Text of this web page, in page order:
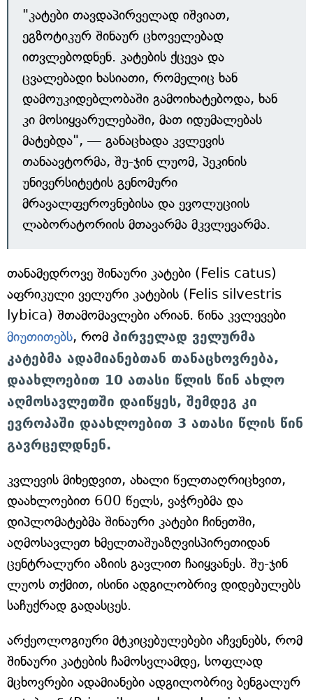
"კატები თავდაპირველად იშვიათ,
ეგზოტიკურ შინაურ ცხოველებად
ითვლებოდნენ. კატების ქცევა და
ცვალებადი ხასიათი, რომელიც ხან
დამოუკიდებლობაში გამოიხატებოდა, ხან
კი მოსიყვარულებაში, მათ იდუმალებას
მატებდა", — განაცხადა კვლევის
თანაავტორმა, შუ-ჯინ ლუომ, პეკინის
უნივერსიტეტის გენომური
მრავალფეროვნებისა და ევოლუციის
ლაბორატორიის მთავარმა მკვლევარმა.
თანამედროვე შინაური კატები (Felis catus)
აფრიკული ველური კატების (Felis silvestris
lybica) შთამომავლები არიან. წინა კვლევები
მიუთითებს, რომ პირველად ველურმა
კატებმა ადამიანებთან თანაცხოვრება,
დაახლოებით 10 ათასი წლის წინ ახლო
აღმოსავლეთში დაიწყეს, შემდეგ კი
ევროპაში დაახლოებით 3 ათასი წლის წინ
გავრცელდნენ.
კვლევის მიხედვით, ახალი წელთაღრიცხვით,
დაახლოებით 600 წელს, ვაჭრებმა და
დიპლომატებმა შინაური კატები ჩინეთში,
აღმოსავლეთ ხმელთაშუაზღვისპირეთიდან
ცენტრალური აზიის გავლით ჩაიყვანეს. შუ-ჯინ
ლუოს თქმით, ისინი ადგილობრივ დიდებულებს
საჩუქრად გადასცეს.
არქეოლოგიური მტკიცებულებები აჩვენებს, რომ
შინაური კატების ჩამოსვლამდე, სოფლად
მცხოვრები ადამიანები ადგილობრივ ბენგალურ